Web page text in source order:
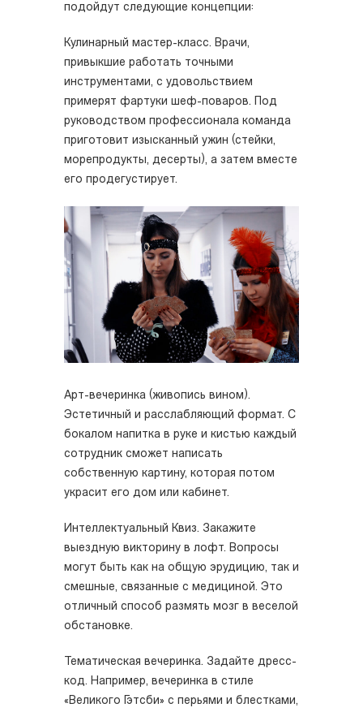
подойдут следующие концепции:
Кулинарный мастер-класс. Врачи,
привыкшие работать точными
инструментами, с удовольствием
примерят фартуки шеф-поваров. Под
руководством профессионала команда
приготовит изысканный ужин (стейки,
морепродукты, десерты), а затем вместе
его продегустирует.
Арт-вечеринка (живопись вином).
Эстетичный и расслабляющий формат. С
бокалом напитка в руке и кистью каждый
сотрудник сможет написать
собственную картину, которая потом
украсит его дом или кабинет.
Интеллектуальный Квиз. Закажите
выездную викторину в лофт. Вопросы
могут быть как на общую эрудицию, так и
смешные, связанные с медициной. Это
отличный способ размять мозг в веселой
обстановке.
Тематическая вечеринка. Задайте дресс-
код. Например, вечеринка в стиле
«Великого Гэтсби» с перьями и блестками,